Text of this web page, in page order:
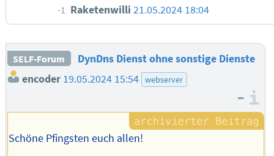
-1 Raketenwilli21.05.2024 18:04
SELF-Forum
DynDns Dienst ohne sonstige Dienste
encoder 19.05.2024 15:54 webserver
–
Schöne Pfingsten euch allen!